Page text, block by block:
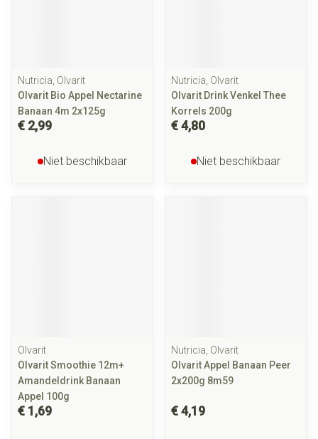
Nutricia, Olvarit
Olvarit Bio Appel Nectarine
Banaan 4m 2x125g
€ 2,99
Niet beschikbaar
Nutricia, Olvarit
Olvarit Drink Venkel Thee
Korrels 200g
€ 4,80
Niet beschikbaar
Olvarit
Olvarit Smoothie 12m+
Amandeldrink Banaan
Appel 100g
€ 1,69
Nutricia, Olvarit
Olvarit Appel Banaan Peer
2x200g 8m59
€ 4,19